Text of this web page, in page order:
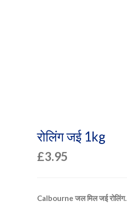
रोलिंग जई 1kg
£3.95
Calbourne जल मिल जई रोलिंग.